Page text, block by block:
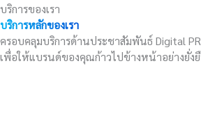
บริการของเรา
บริการหลักของเรา
ครอบคลุมบริการด้านประชาสัมพันธ์ Digital
เพื่อให้แบรนด์ของคุณก้าวไปข้างหน้าอย่างยั่ง